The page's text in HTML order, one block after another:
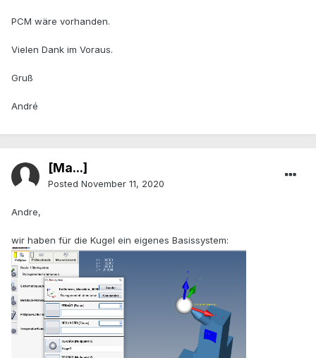
PCM wäre vorhanden.
Vielen Dank im Voraus.
Gruß
André
[Ma...]
Posted November 11, 2020
Andre,
wir haben für die Kugel ein eigenes Basissystem: